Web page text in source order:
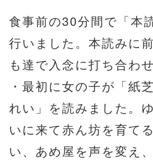
食事前の30分間で「本
行いました。本読みに
も達で入念に打ち合わ
・最初に女の子が「紙
れい」を読みました。
いに来て赤ん坊を育て
い、あめ屋を声を変え